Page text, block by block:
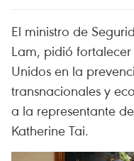
El ministro de
Lam, pidió
Unidos en la
transnacionales y
a la representante
Katherine Tai.